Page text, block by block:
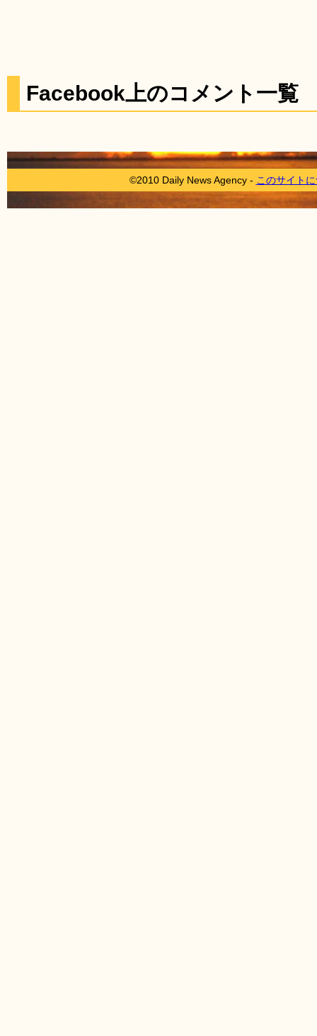
Facebook上のコメント一覧
©2010 Daily News Agency - このサイト